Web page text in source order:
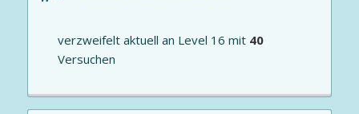
verzweifelt aktuell an Level 16 mit 40
Versuchen